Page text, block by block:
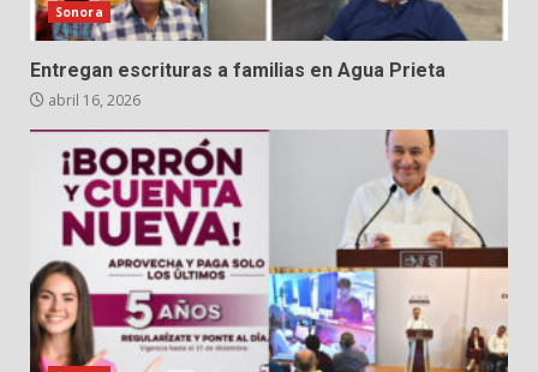
Sonora
Entregan escrituras a familias en Agua Prieta
abril 16, 2026